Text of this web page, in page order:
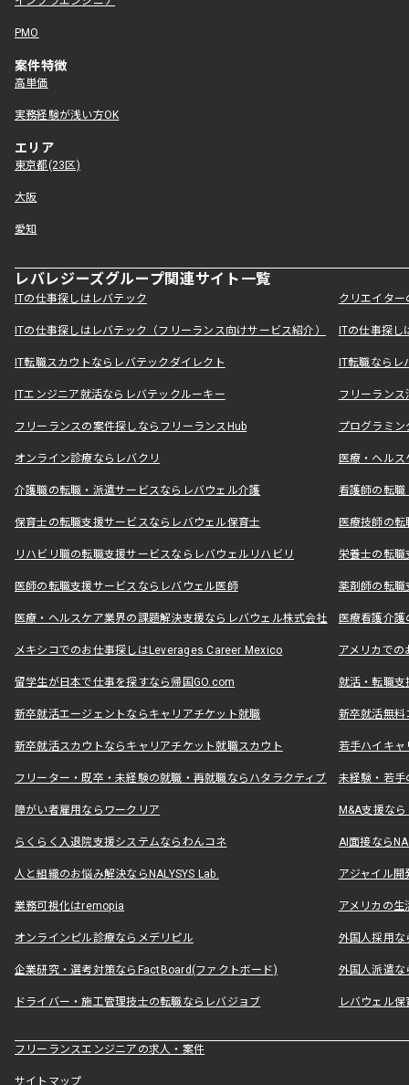
PMO
案件特徴
高単価
実務経験が浅い方OK
エリア
東京都(23区)
大阪
愛知
レバレジーズグループ関連サイト一覧
ITの仕事探しはレバテック クリエイタ
ITの仕事探しはレバテック（フリーランス向けサービス紹介） ITの仕事探
IT転職スカウトならレバテックダイレクト IT転職なら
ITエンジニア就活ならレバテックルーキー フリーラン
フリーランスの案件探しならフリーランスHub プログラミ
オンライン診療ならレバクリ 医療・ヘル
介護職の転職・派遣サービスならレバウェル介護 看護師の転
保育士の転職支援サービスならレバウェル保育士 医療技師の
リハビリ職の転職支援サービスならレバウェルリハビリ 栄養士の転
医師の転職支援サービスならレバウェル医師 薬剤師の転
医療・ヘルスケア業界の課題解決支援ならレバウェル株式会社 医療看護介
メキシコでのお仕事探しはLeverages Career Mexico アメリカで
留学生が日本で仕事を探すなら帰国GO.com 就活・転職
新卒就活エージェントならキャリアチケット就職 新卒就活無料
新卒就活スカウトならキャリアチケット就職スカウト 若手ハイキ
フリーター・既卒・未経験の就職・再就職ならハタラクティブ 未経験・若手
障がい者雇用ならワークリア M&A支援な
らくらく入退院支援システムならわんコネ AI面接なら
人と組織のお悩み解決ならNALYSYS Lab. アジャイル
業務可視化はremopia アメリカの
オンラインピル診療ならメデリピル 外国人採用
企業研究・選考対策ならFactBoard(ファクトボード) 外国人派遣な
ドライバー・施工管理技士の転職ならレバジョブ レバウェル
フリーランスエンジニアの求人・案件
サイトマップ